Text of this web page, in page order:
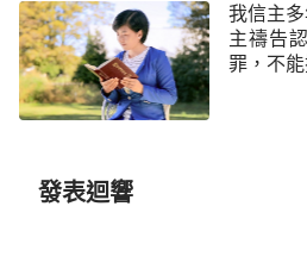
判呢？這你還看不透嗎？為
的工作，不就是為了顯明各類
了讓人都能在刑罰、審判的征
人，從而以此來定人是惡或義
我信主
主禱告
罪，不
發表迴響